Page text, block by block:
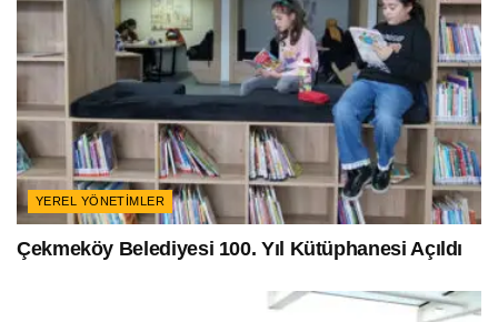
YEREL YÖNETIMLER
Çekmeköy Belediyesi 100. Yıl Kütüphanesi Açıldı